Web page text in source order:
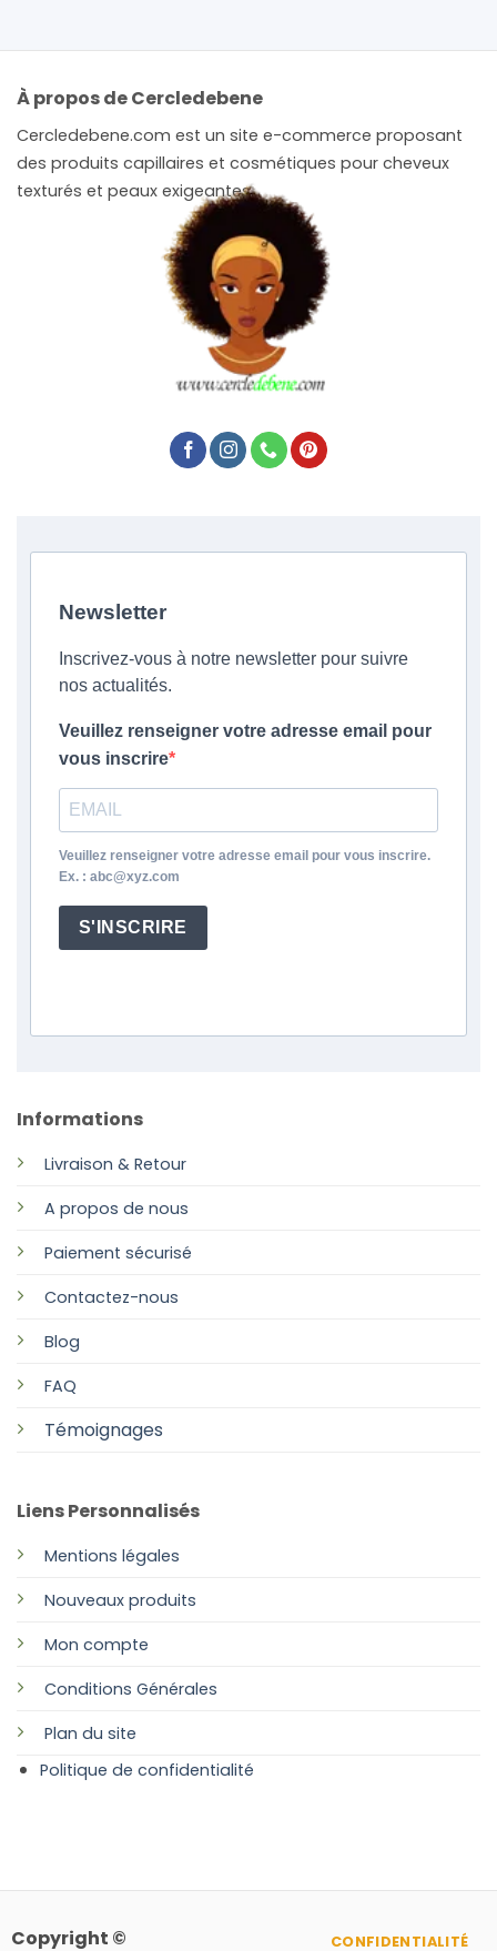
À propos de Cercledebene
Cercledebene.com est un site e-commerce proposant
des produits capillaires et cosmétiques pour cheveux
texturés et peaux exigeantes.
Informations
Livraison & Retour
A propos de nous
Paiement sécurisé
Contactez-nous
Blog
FAQ
Témoignages
Liens Personnalisés
Mentions légales
Nouveaux produits
Mon compte
Conditions Générales
Plan du site
Politique de confidentialité
Newsletter
Inscrivez-vous à notre newsletter pour suivre
nos actualités.
Veuillez renseigner votre adresse email pour
vous inscrire
Veuillez renseigner votre adresse email pour vous inscrire.
Ex. : abc@xyz.com
S'INSCRIRE
Copyright © CONFIDENTIALITÉ